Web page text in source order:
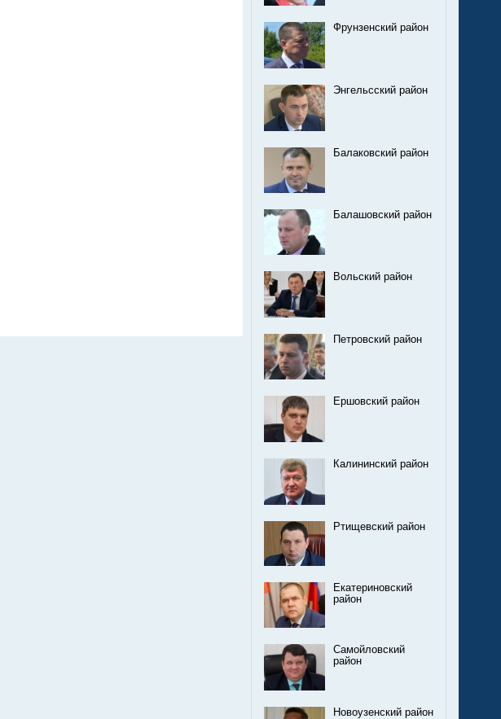
Фрунзенский район
Энгельсский район
Балаковский район
Балашовский район
Вольский район
Петровский район
Ершовский район
Калининский район
Ртищевский район
Екатериновский
район
Самойловский
район
Новоузенский район